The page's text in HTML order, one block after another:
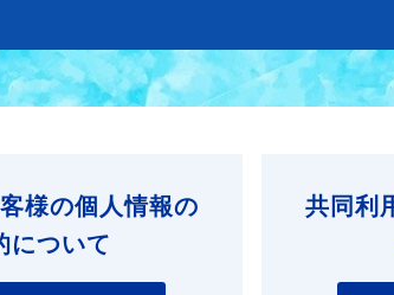
様の個人情報の
について
共同利